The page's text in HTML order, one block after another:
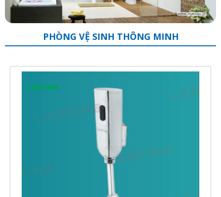
PHÒNG VỆ SINH THÔNG MINH